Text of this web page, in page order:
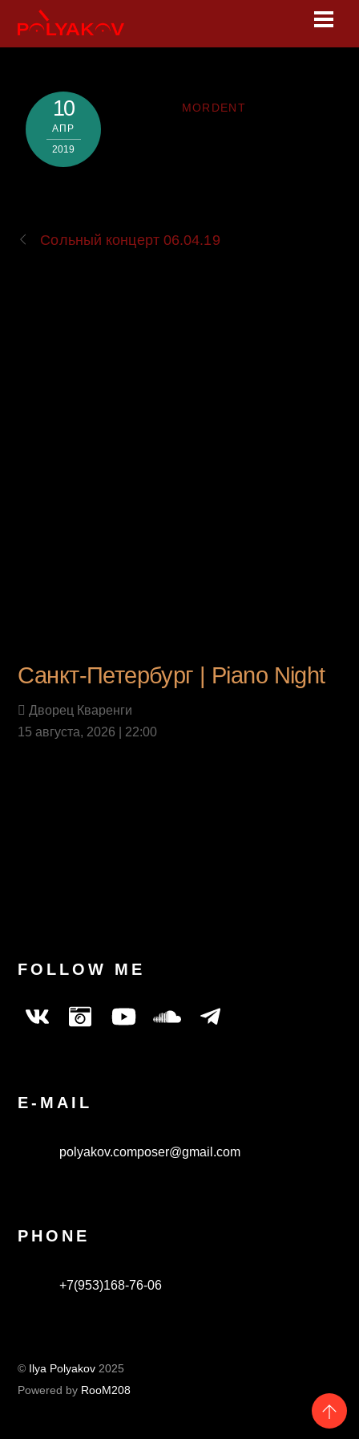
10
АПР
2019
MORDENT
Сольный концерт 06.04.19
Санкт-Петербург | Piano Night
Дворец Кваренги
15 августа, 2026 | 22:00
FOLLOW ME
E-MAIL
polyakov.composer@gmail.com
PHONE
+7(953)168-76-06
© Ilya Polyakov 2025
Powered by RooM208